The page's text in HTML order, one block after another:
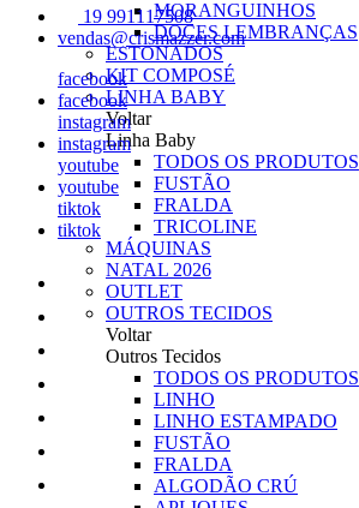
MORANGUINHOS
DOCES LEMBRANÇAS
ESTONADOS
KIT COMPOSÉ
LINHA BABY
Voltar
Linha Baby
TODOS OS PRODUTOS
FUSTÃO
FRALDA
TRICOLINE
MÁQUINAS
NATAL 2026
OUTLET
OUTROS TECIDOS
Voltar
Outros Tecidos
TODOS OS PRODUTOS
LINHO
LINHO ESTAMPADO
FUSTÃO
FRALDA
ALGODÃO CRÚ
19 991117508
vendas@crismazzer.com
facebook
facebook
instagram
instagram
youtube
youtube
tiktok
tiktok